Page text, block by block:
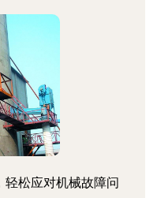
轻松应对机械故障问